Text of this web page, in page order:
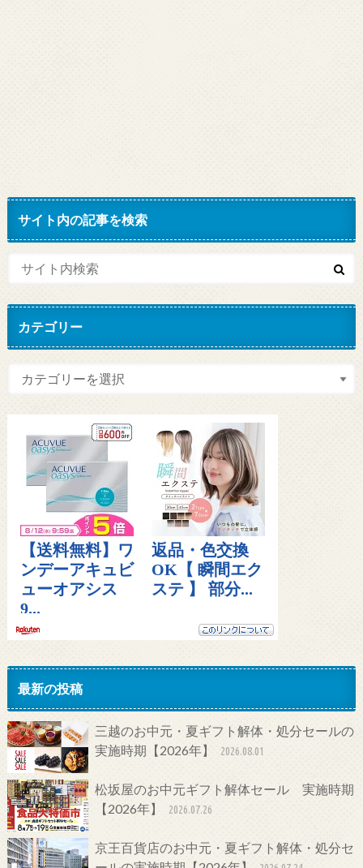
サイト内の記事を検索
カテゴリー
最新の投稿
三越のお中元・夏ギフト解体・処分セールの
実施時期【2026年】
2026.08.01
松坂屋のお中元ギフト解体セール 実施時期
【2026年】
2026.07.26
京王百貨店のお中元・夏ギフト解体・処分セ